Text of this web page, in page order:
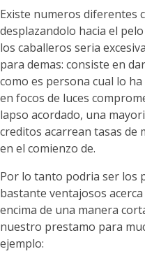
Existe numeros diferentes
desplazandolo hacia el
los caballeros seri­a
para demas: consiste en
como es persona cual lo
en focos de luces
lapso acordado, una
creditos acarrean tasas de
en el comienzo de.
Por lo tanto podri­a ser los
bastante ventajosos
encima de una manera
nuestro prestamo para
ejemplo: